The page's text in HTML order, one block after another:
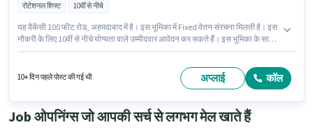
रोटेशनल शिफ्ट 10वीं से नीचे
यह वैकेंसी 100 फीट रोड, अहमदाबाद में है। इस भूमिका में Fixed वेतन संरचना मिलती है। इस
नौकरी के लिए 10वीं से नीचे योग्यता वाले उम्मीदवार आवेदन कर सकते हैं। इस भूमिका के साथ
स्किल्स होनी चाहिए।
10+ दिन पहले पोस्ट की गई थी अप्लाई कॉल
Job ओपनिंग्स जो आपकी सर्च से लगभग मेल खाते हैं